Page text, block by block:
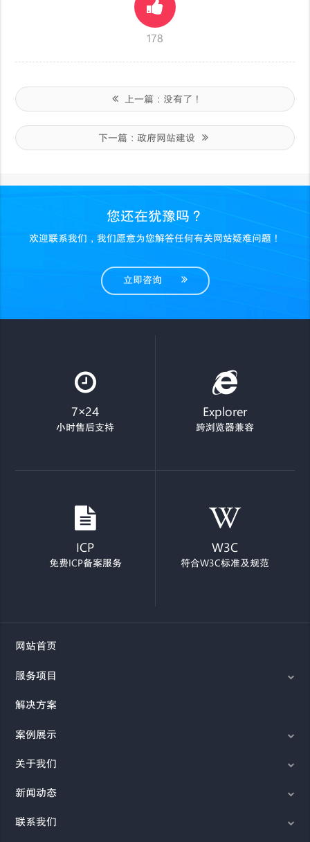
178
上一篇： 没有了！
下一篇： 政府网站建设
您还在犹豫吗？
欢迎联系我们，我们愿意为您解答任何有关网站疑难问题！
立即咨询
7×24
小时售后支持
Explorer
跨浏览器兼容
ICP
免费ICP备案服务
W3C
符合W3C标准及规范
网站首页
服务项目
解决方案
案例展示
关于我们
新闻动态
联系我们